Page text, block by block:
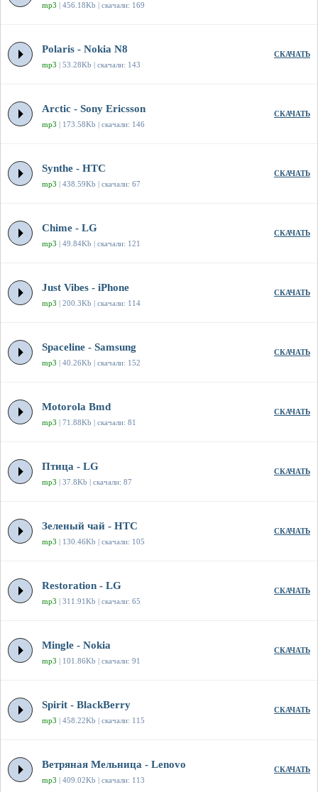
mp3 | 456.18Kb | скачали: 169
Polaris - Nokia N8
mp3 | 53.28Kb | скачали: 143
СКАЧАТЬ
Arctic - Sony Ericsson
mp3 | 173.58Kb | скачали: 146
СКАЧАТЬ
Synthe - HTC
mp3 | 438.59Kb | скачали: 67
СКАЧАТЬ
Chime - LG
mp3 | 49.84Kb | скачали: 121
СКАЧАТЬ
Just Vibes - iPhone
mp3 | 200.3Kb | скачали: 114
СКАЧАТЬ
Spaceline - Samsung
mp3 | 40.26Kb | скачали: 152
СКАЧАТЬ
Motorola Bmd
mp3 | 71.88Kb | скачали: 81
СКАЧАТЬ
Птица - LG
mp3 | 37.8Kb | скачали: 87
СКАЧАТЬ
Зеленый чай - HTC
mp3 | 130.46Kb | скачали: 105
СКАЧАТЬ
Restoration - LG
mp3 | 311.91Kb | скачали: 65
СКАЧАТЬ
Mingle - Nokia
mp3 | 101.86Kb | скачали: 91
СКАЧАТЬ
Spirit - BlackBerry
mp3 | 458.22Kb | скачали: 115
СКАЧАТЬ
Ветряная Мельница - Lenovo
mp3 | 409.02Kb | скачали: 113
СКАЧАТЬ